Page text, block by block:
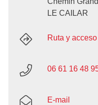
LE CAILAR
Ruta y acceso
06 61 16 48
E-mail